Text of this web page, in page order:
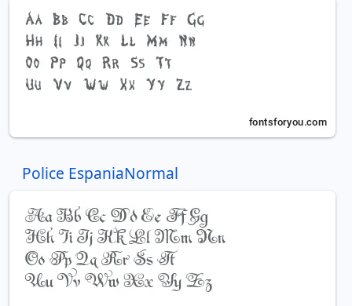
Police EspaniaNormal